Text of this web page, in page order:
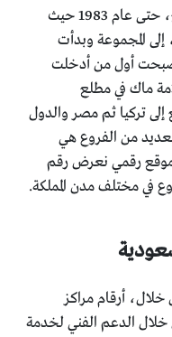
والهند، واستمرت المجموعة في التوسع، حتى عام 1983 حيث
إلى المجموعة وبدأت
أول من أدخلت
ماك في مطلع
تركيا ثم مصر والدول
من الفروع هي
موقع رقمي نعرض رقم
في مختلف مدن المملكة.
أرقام مراكز
خلال الدعم الفني لخدمة